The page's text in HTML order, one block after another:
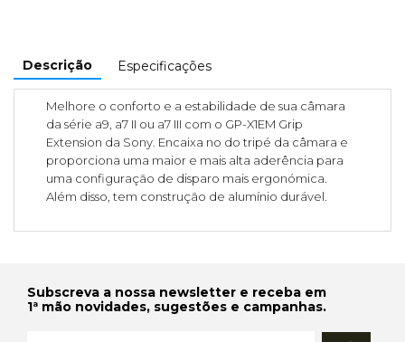
Descrição Especificações
Melhore o conforto e a estabilidade de sua câmara
da série a9, a7 II ou a7 III com o GP-X1EM Grip
Extension da Sony. Encaixa no do tripé da câmara e
proporciona uma maior e mais alta aderência para
uma configuração de disparo mais ergonómica.
Além disso, tem construção de alumínio durável.
Subscreva a nossa newsletter e receba em
1ª mão novidades, sugestões e campanhas.